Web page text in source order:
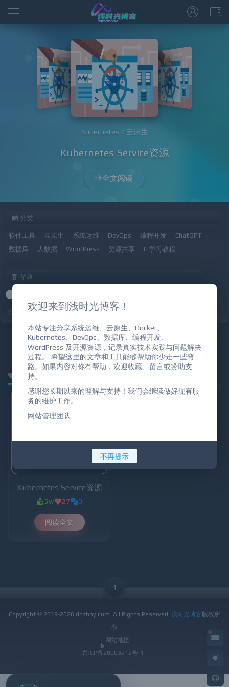
Kubernetes / 云原生
Kubernetes Service资源
全文阅读
分类
软件工具 云原生 系统运维 DevOps 编程开发
ChatGPT
数据库
大数据 WordPress 资源共享 IT学习教程
价格
发布时间 更新时间 热评
智能推荐 系统运维 ChatGPT 云原生
kubernetes service
Kubernetes Service资源
5w 27 0
阅读全文
1
Copyright © 2019-2026 dqzboy.com. All Rights Reserved. 浅时光博客 版权所
有
网站地图
晋ICP备20003212号-1
欢迎来到浅时光博客！
本站专注分享系统运维、云原生、Docker、
Kubernetes、DevOps、数据库、编程开发、
WordPress 及开源资源，记录真实技术实践与问题解决
过程。 希望这里的文章和工具能够帮助你少走一些弯
路。如果内容对你有帮助，欢迎收藏、留言或赞助支
持。
感谢您长期以来的理解与支持！我们会继续做好现有服
务的维护工作。
网站管理团队
不再提示